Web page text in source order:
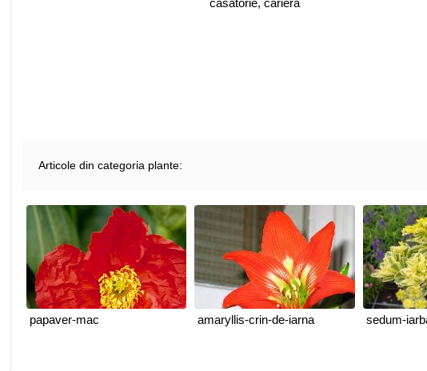
Articole din categoria plante:
papaver-mac amaryllis-crin-de-iarna sedum-